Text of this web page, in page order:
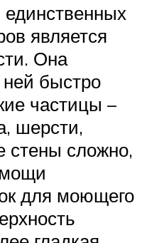
является
Она
ней быстро
частицы –
шерсти,
стены сложно,
для моющего